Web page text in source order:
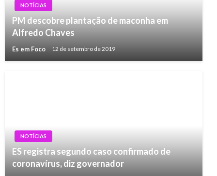
NOTÍCIAS
PM descobre plantação de maconha em
Alfredo Chaves
Es em Foco 12 de setembro de 2019
NOTÍCIAS
ES registra segundo caso confirmado de
coronavírus, diz governador